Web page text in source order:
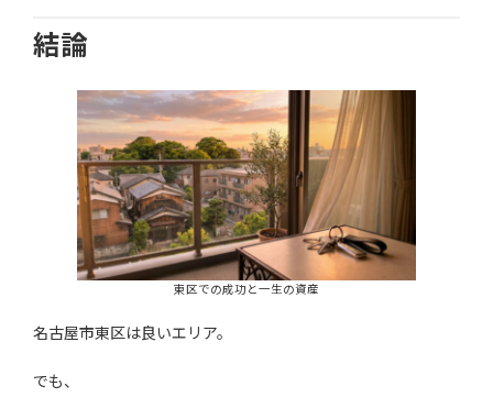
結論
東区での成功と一生の資産
名古屋市東区は良いエリア。
でも、